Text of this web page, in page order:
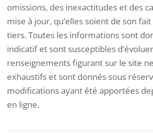
omissions, des inexactitudes et des
mise à jour, qu’elles soient de son
tiers. Toutes les informations sont
indicatif et sont susceptibles
renseignements figurant sur le site
exhaustifs et sont donnés sous
modifications ayant été apportées
en ligne.